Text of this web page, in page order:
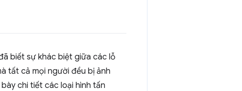
biết sự khác biệt giữa các lỗ
tất cả mọi người đều bị ảnh
chi tiết các loại hình tấn